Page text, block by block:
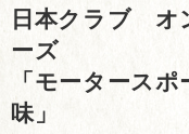
日本クラブ オ
ーズ
「モータース
味」
はじめ